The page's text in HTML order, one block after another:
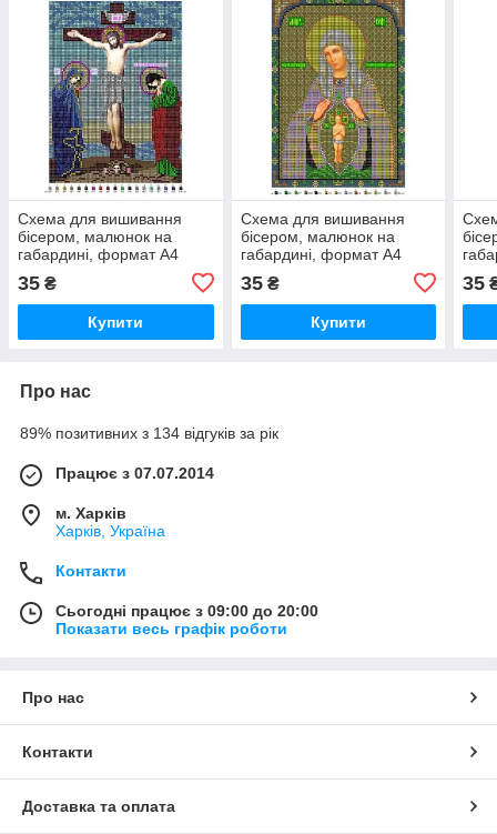
Схема для вишивання
бісером, малюнок на
габардині, формат А4
35 ₴
Купити
Схема для вишивання
бісером, малюнок на
габардині, формат А4
35₴
Купити
35
Про нас
89% позитивних з 134 відгуків за рік
Працює з 07.07.2014
м. Харків
Харків, Україна
Контакти
Сьогодні працює з 09:00 до 20:00
Показати весь графік роботи
Про нас
Контакти
Доставка та оплата